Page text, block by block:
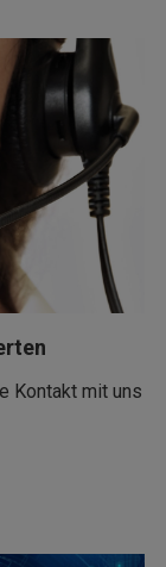
Kontakt mit uns